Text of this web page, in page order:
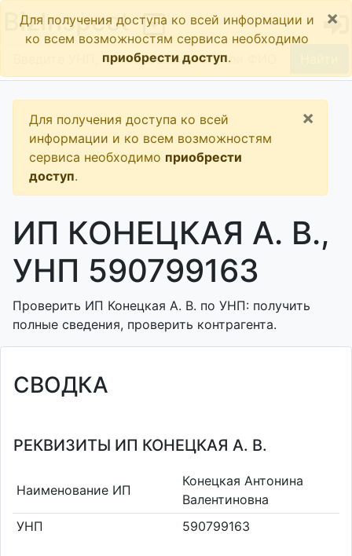
BizInspect
Для получения доступа ко всей информации и
ко всем возможностям сервиса необходимо
приобрести доступ.
×
Для получения доступа ко всей
информации и ко всем возможностям
сервиса необходимо приобрести
доступ.
×
ИП КОНЕЦКАЯ А. В.,
УНП 590799163
Проверить ИП Конецкая А. В. по УНП: получить
полные сведения, проверить контрагента.
СВОДКА
РЕКВИЗИТЫ ИП КОНЕЦКАЯ А. В.
Наименование ИП
Конецкая Антонина
Валентиновна
УНП
590799163